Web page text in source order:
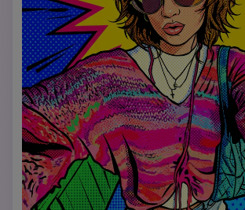
pasangan yang diilustrasikan secara
digital berkualitas tinggi, tepi bersih,
sempurna. Tidak ada fotorealisme, tidak
berat, tidak ada garis tebal yang keras,
tidak ada tanda air, tidak ada